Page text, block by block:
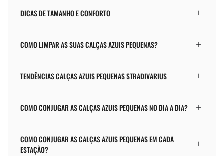
DICAS DE TAMANHO E CONFORTO
COMO LIMPAR AS SUAS CALÇAS AZUIS PEQUENAS?
TENDÊNCIAS CALÇAS AZUIS PEQUENAS STRADIVARIUS
COMO CONJUGAR AS CALÇAS AZUIS PEQUENAS NO DIA A DIA?
COMO CONJUGAR AS CALÇAS AZUIS PEQUENAS EM CADA
ESTAÇÃO?